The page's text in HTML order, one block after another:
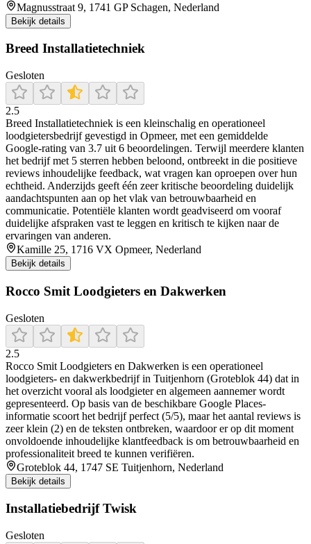
Magnusstraat 9, 1741 GP Schagen, Nederland
Bekijk details
Breed Installatietechniek
Gesloten
2.5
Breed Installatietechniek is een kleinschalig en operationeel
loodgietersbedrijf gevestigd in Opmeer, met een gemiddelde
Google‑rating van 3.7 uit 6 beoordelingen. Terwijl meerdere klanten
het bedrijf met 5 sterren hebben beloond, ontbreekt in die positieve
reviews inhoudelijke feedback, wat vragen kan oproepen over hun
echtheid. Anderzijds geeft één zeer kritische beoordeling duidelijk
aandachtspunten aan op het vlak van betrouwbaarheid en
communicatie. Potentiële klanten wordt geadviseerd om vooraf
duidelijke afspraken vast te leggen en kritisch te kijken naar de
ervaringen van anderen.
Kamille 25, 1716 VX Opmeer, Nederland
Bekijk details
Rocco Smit Loodgieters en Dakwerken
Gesloten
2.5
Rocco Smit Loodgieters en Dakwerken is een operationeel
loodgieters- en dakwerkbedrijf in Tuitjenhorn (Groteblok 44) dat in
het overzicht vooral als loodgieter en algemeen aannemer wordt
gepresenteerd. Op basis van de beschikbare Google Places-
informatie scoort het bedrijf perfect (5/5), maar het aantal reviews is
zeer klein (2) en de teksten ontbreken, waardoor er op dit moment
onvoldoende inhoudelijke klantfeedback is om betrouwbaarheid en
professionaliteit breed te kunnen verifiëren.
Groteblok 44, 1747 SE Tuitjenhorn, Nederland
Bekijk details
Installatiebedrijf Twisk
Gesloten